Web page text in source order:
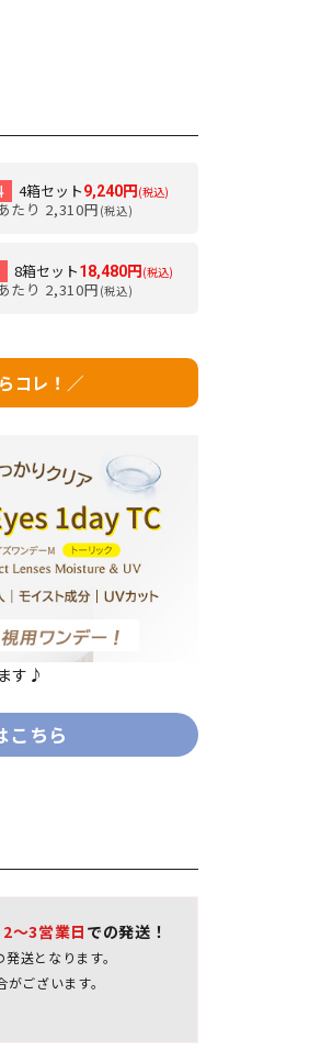
4箱セット9,240円 (税込)
たり 2,310円 (税込)
8箱セット18,480円 (税込)
たり 2,310円 (税込)
コレ！／
す♪
こちら
2～3営業日 での発送！
送となります。
ございます。